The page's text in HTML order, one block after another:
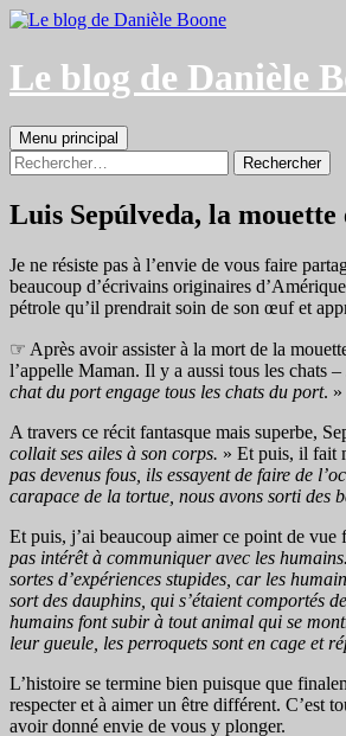
Aller
contenu
Le blog de Danièle
Recherche
Menu principal
Rechercher :
Luis Sepúlveda, la mouette
Je ne résiste pas à l’envie de vous faire
beaucoup d’écrivains originaires
pétrole qu’il prendrait soin de son œuf et
☞ Après avoir assister à la mort de la
l’appelle Maman. Il y a aussi tous les chats
chat du port engage tous les chats du port. »
A travers ce récit fantasque mais superbe,
collait ses ailes à son corps. » Et puis, il fait
pas devenus fous, ils essayent de faire de
carapace de la tortue, nous avons sorti des
Et puis, j’ai beaucoup aimer ce point de
pas intérêt à communiquer avec les
sortes d’expériences stupides, car les
sort des dauphins, qui s’étaient comportés
humains font subir à tout animal qui se
leur gueule, les perroquets sont en cage et
L’histoire se termine bien puisque que
respecter et à aimer un être différent. C’est
avoir donné envie de vous y plonger.